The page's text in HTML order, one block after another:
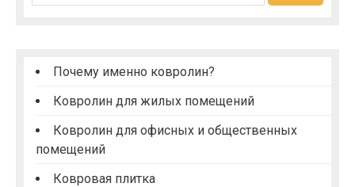
Почему именно ковролин?
Ковролин для жилых помещений
Ковролин для офисных и общественных
помещений
Ковровая плитка